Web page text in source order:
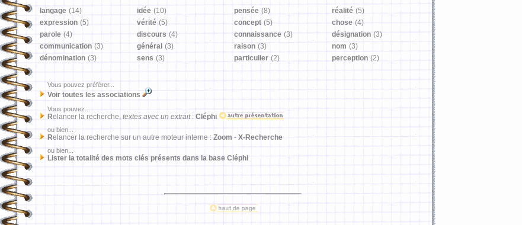
langage (14) idée (10) pensée (8) réalité (5)
expression (5) vérité (5) concept (5) chose (4)
parole (4) discours (4) connaissance (3) désignation (3)
communication (3) général (3) raison (3) nom (3)
dénomination (3) sens (3) particulier (2) perception (2)
Vous pouvez préférer...
Voir toutes les associations
Vous pouvez...
Relancer la recherche, textes avec un extrait: Cléphi
ou bien...
Relancer la recherche sur un autre moteur interne : Zoom- X-Recherche
ou bien...
Lister la totalité des mots clés présents dans la base Cléphi